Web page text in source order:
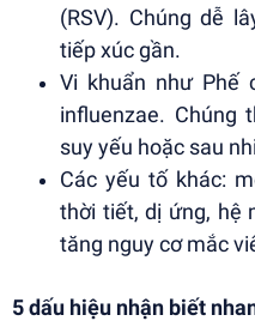
(RSV). Chúng dễ
tiếp xúc gần.
Vi khuẩn như Phế
influenzae. Chúng
suy yếu hoặc sau
Các yếu tố khác:
thời tiết, dị ứng, hệ
tăng nguy cơ mắc
5 dấu hiệu nhận biết